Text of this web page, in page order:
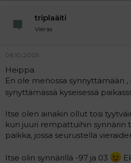
triplaäiti
Vieras
06.10.2005
Heippa.
En ole menossa synnyttämään
synyttämässä kyseisessä
Itse olen ainakin ollut tosi
kun juuri rempattuihin synnärin
paikka, jossa seurustella
Itse olin synnärillä -97 ja 03